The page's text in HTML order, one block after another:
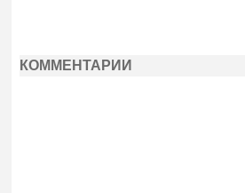
КОММЕНТАРИИ